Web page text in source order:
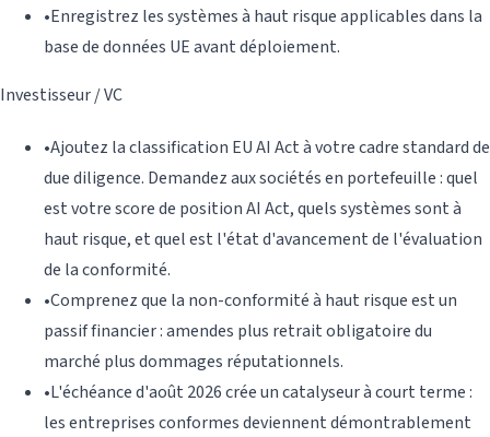
•Enregistrez les systèmes à haut risque applicables dans la
base de données UE avant déploiement.
Investisseur / VC
•Ajoutez la classification EU AI Act à votre cadre standard de
due diligence. Demandez aux sociétés en portefeuille : quel
est votre score de position AI Act, quels systèmes sont à
haut risque, et quel est l'état d'avancement de l'évaluation
de la conformité.
•Comprenez que la non-conformité à haut risque est un
passif financier : amendes plus retrait obligatoire du
marché plus dommages réputationnels.
•L'échéance d'août 2026 crée un catalyseur à court terme :
les entreprises conformes deviennent démontrablement